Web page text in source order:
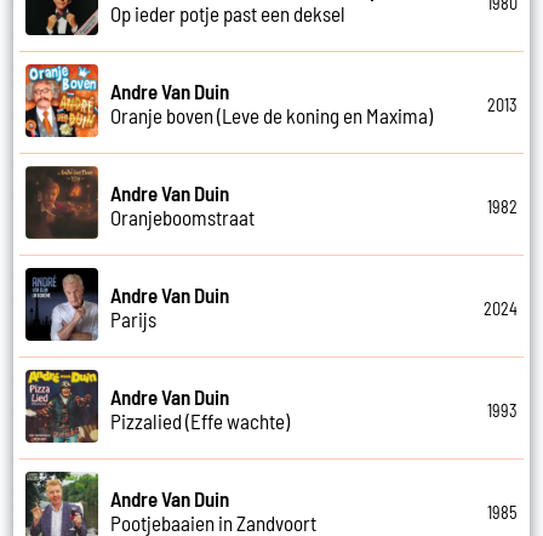
Op ieder potje past een deksel
Andre Van Duin
Oranje boven (Leve de koning en Maxima)
2013
Andre Van Duin
Oranjeboomstraat
1982
Andre Van Duin
Parijs
2024
Andre Van Duin
Pizzalied (Effe wachte)
1993
Andre Van Duin
Pootjebaaien in Zandvoort
1985